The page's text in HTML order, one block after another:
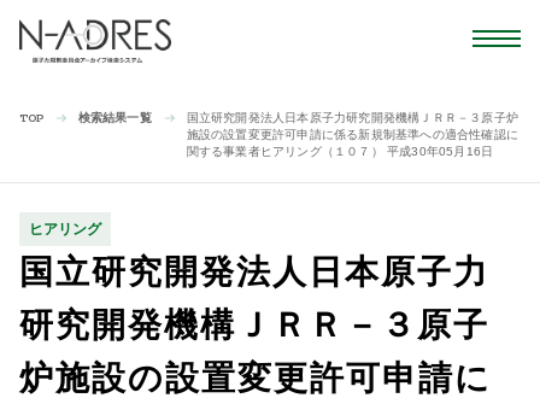
TOP 検索結果一覧
国立研究開発法人日本原子力研究開発機構ＪＲＲ－３原子炉
施設の設置変更許可申請に係る新規制基準への適合性確認に
関する事業者ヒアリング（１０７） 平成30年05月16日
ヒアリング
国立研究開発法人日本原子力
研究開発機構ＪＲＲ－３原子
炉施設の設置変更許可申請に